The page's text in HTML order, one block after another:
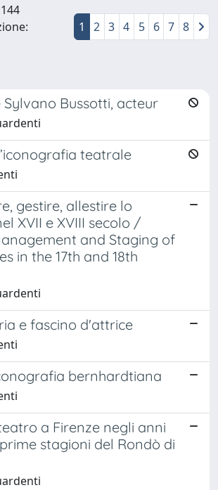
1 2 3 4 5 6 7 8
Bussotti, acteur
teatrale
gestire, allestire lo
XVII e XVIII secolo /
and Staging of
in the 17th and 18th
e fascino d'attrice
bernhardtiana
a Firenze negli anni
stagioni del Rondò di